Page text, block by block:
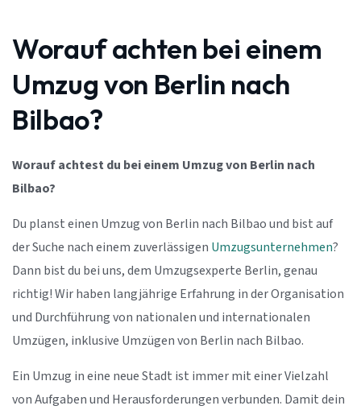
Worauf achten bei einem
Umzug von Berlin nach
Bilbao?
Worauf achtest du bei einem Umzug von Berlin nach
Bilbao?
Du planst einen Umzug von Berlin nach Bilbao und bist auf
der Suche nach einem zuverlässigen Umzugsunternehmen?
Dann bist du bei uns, dem Umzugsexperte Berlin, genau
richtig! Wir haben langjährige Erfahrung in der Organisation
und Durchführung von nationalen und internationalen
Umzügen, inklusive Umzügen von Berlin nach Bilbao.
Ein Umzug in eine neue Stadt ist immer mit einer Vielzahl
von Aufgaben und Herausforderungen verbunden. Damit dein